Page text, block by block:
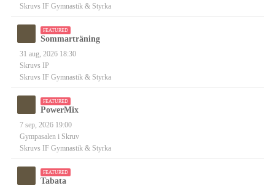
Skruvs IF Gymnastik & Styrka
FEATURED
Sommarträning
31 aug, 2026 18:30
Skruvs IP
Skruvs IF Gymnastik & Styrka
FEATURED
PowerMix
7 sep, 2026 19:00
Gympasalen i Skruv
Skruvs IF Gymnastik & Styrka
FEATURED
Tabata